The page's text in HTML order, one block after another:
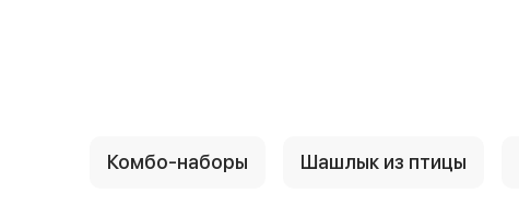
Комбо-наборы Шашлык из птицы